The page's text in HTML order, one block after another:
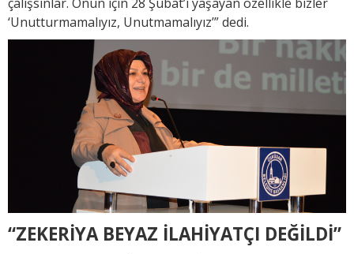
‘Unutturmamalıyız, Unutmamalıyız’” dedi.
“ZEKERİYA BEYAZ İLAHİYATÇI DEĞİLDİ”